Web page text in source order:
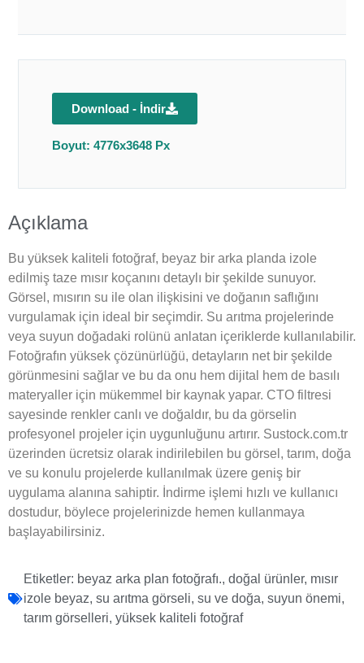
Download - İndir
Boyut: 4776x3648 Px
Açıklama
Bu yüksek kaliteli fotoğraf, beyaz bir arka planda izole
edilmiş taze mısır koçanını detaylı bir şekilde sunuyor.
Görsel, mısırın su ile olan ilişkisini ve doğanın saflığını
vurgulamak için ideal bir seçimdir. Su arıtma projelerinde
veya suyun doğadaki rolünü anlatan içeriklerde kullanılabilir.
Fotoğrafın yüksek çözünürlüğü, detayların net bir şekilde
görünmesini sağlar ve bu da onu hem dijital hem de basılı
materyaller için mükemmel bir kaynak yapar. CTO filtresi
sayesinde renkler canlı ve doğaldır, bu da görselin
profesyonel projeler için uygunluğunu artırır. Sustock.com.tr
üzerinden ücretsiz olarak indirilebilen bu görsel, tarım, doğa
ve su konulu projelerde kullanılmak üzere geniş bir
uygulama alanına sahiptir. İndirme işlemi hızlı ve kullanıcı
dostudur, böylece projelerinizde hemen kullanmaya
başlayabilirsiniz.
Etiketler: beyaz arka plan fotoğrafı., doğal ürünler, mısır
izole beyaz, su arıtma görseli, su ve doğa, suyun önemi,
tarım görselleri, yüksek kaliteli fotoğraf